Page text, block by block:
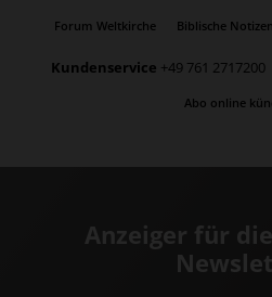
Forum Weltkirche Biblische Notizen
Kundenservice +49 761 2717200
Abo online
Anzeiger für